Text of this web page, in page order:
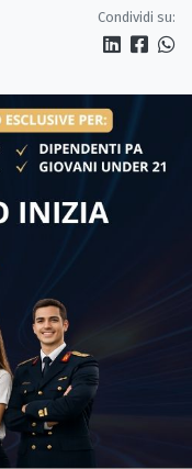
Condividi su: